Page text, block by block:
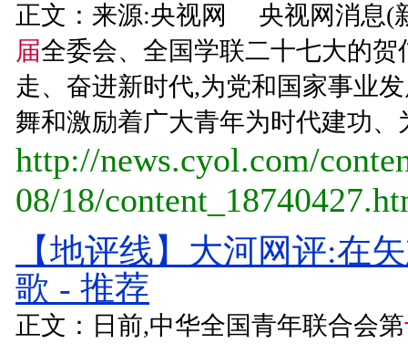
正文：来源:央视网 央视网消息(
届全委会、全国学联二十七大的
走、奋进新时代,为党和国家事业
舞和激励着广大青年为时代建功
http://news.cyol.com/
08/18/
【地评线】大河网评:在
歌 - 推荐
正文：日前,中华全国青年联合会第